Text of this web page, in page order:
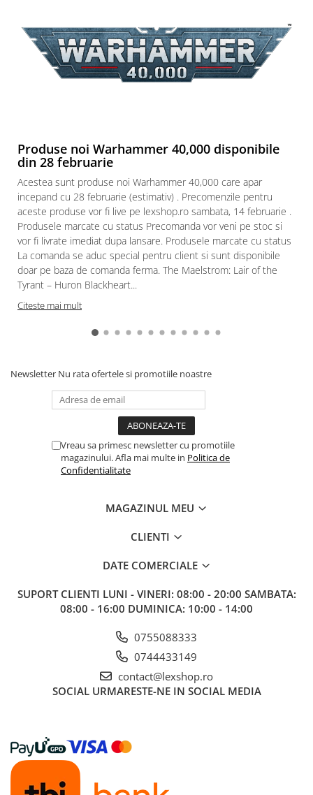
Produse noi Warhammer 40,000 disponibile
din 28 februarie
Acestea sunt produse noi Warhammer 40,000 care apar
incepand cu 28 februarie (estimativ) . Precomenzile pentru
aceste produse vor fi live pe lexshop.ro sambata, 14 februarie .
Produsele marcate cu status Precomanda vor veni pe stoc si
vor fi livrate imediat dupa lansare. Produsele marcate cu status
La comanda se aduc special pentru client si sunt disponibile
doar pe baza de comanda ferma. The Maelstrom: Lair of the
Tyrant – Huron Blackheart...
Citeste mai mult
Newsletter Nu rata ofertele si promotiile noastre
Vreau sa primesc newsletter cu promotiile
magazinului. Afla mai multe in Politica de
Confidentialitate
MAGAZINUL MEU
CLIENTI
DATE COMERCIALE
SUPORT CLIENTI LUNI - VINERI: 08:00 - 20:00 SAMBATA:
08:00 - 16:00 DUMINICA: 10:00 - 14:00
0755088333
0744433149
contact@lexshop.ro
SOCIAL URMARESTE-NE IN SOCIAL MEDIA